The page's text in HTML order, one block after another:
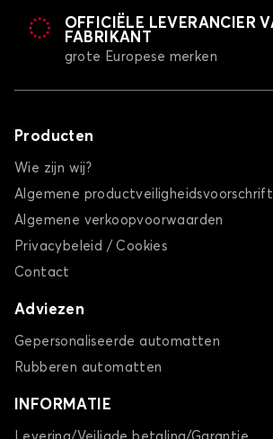
OFFICIËLE LEVERANCIER
FABRIKANT
grote Europese merken
Producten
Wie zijn wij?
Algemene
Algemene verkoopvoorwaarden
Privacybeleid / Cookies
Contact
Adviezen
Gepersonaliseerde automatten
Rubberen automatten
INFORMATIE